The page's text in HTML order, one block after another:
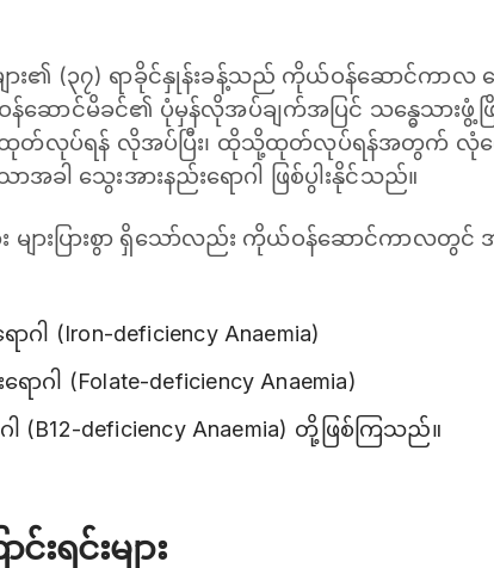
ား၏ (၃၇) ရာခိုင်နှုန်းခန့်သည် ကိုယ်ဝန်ဆောင်ကာလ သွေ
ဆောင်မိခင်၏ ပုံမှန်လိုအပ်ချက်အပြင် သန္ဓေသားဖွံ့ဖ
မိုထုတ်လုပ်ရန် လိုအပ်ပြီး၊ ထိုသို့ထုတ်လုပ်ရန်အတွက် လုံ
ာအခါ သွေးအားနည်းရောဂါ ဖြစ်ပွါးနိုင်သည်။
များပြားစွာ ရှိသော်လည်း ကိုယ်ဝန်ဆောင်ကာလတွင် အ
ါ (Iron-deficiency Anaemia)
ဂါ (Folate-deficiency Anaemia)
(B12-deficiency Anaemia) တို့ဖြစ်ကြသည်။
းရင်းများ